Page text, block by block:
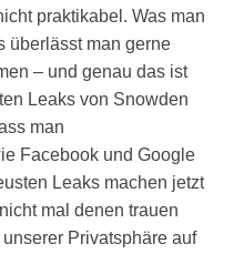
praktikabel. Was man
überlässt man gerne
– und genau das ist
Leaks von Snowden
man
Facebook und Google
Leaks machen jetzt
mal denen trauen
Privatsphäre auf